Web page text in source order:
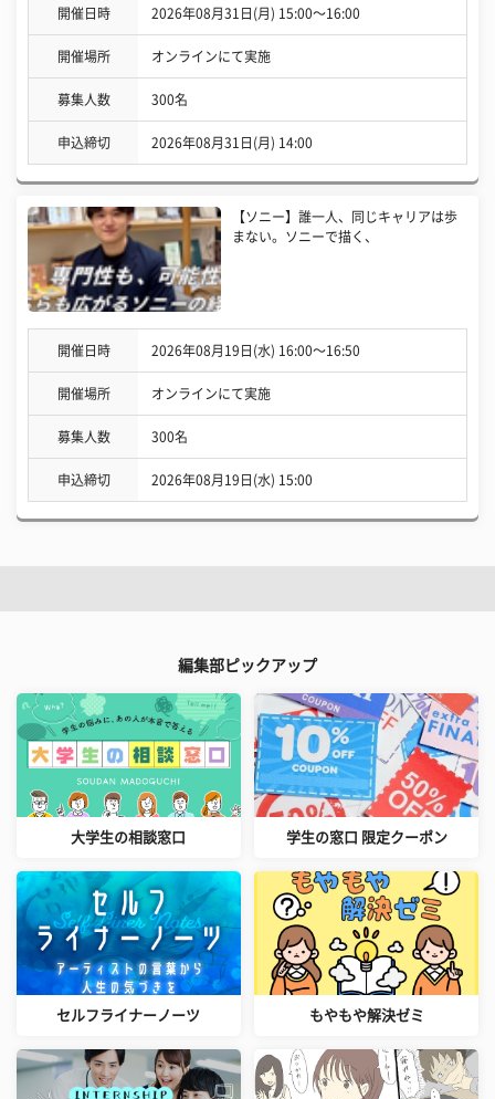
開催日時 2026年08月31日(月) 15:00〜16:00
開催場所 オンラインにて実施
募集人数 300名
申込締切 2026年08月31日(月) 14:00
【ソニー】誰一人、同じキャリアは歩
まない。ソニーで描く、
開催日時 2026年08月19日(水) 16:00〜16:50
開催場所 オンラインにて実施
募集人数 300名
申込締切 2026年08月19日(水) 15:00
編集部ピックアップ
大学生の相談窓口 学生の窓口 限定クーポン
セルフライナーノーツ もやもや解決ゼミ